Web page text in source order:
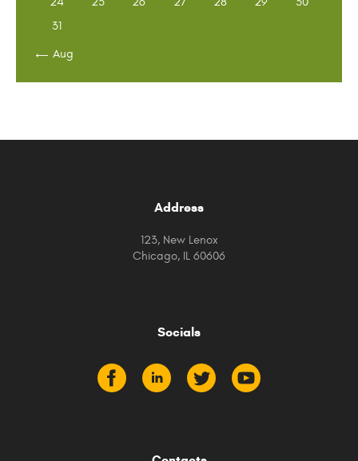
31
« Aug
Address
123, New Lenox
Chicago, IL 60606
Socials